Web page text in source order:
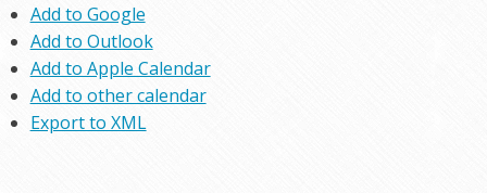
Add to Google
Add to Outlook
Add to Apple Calendar
Add to other calendar
Export to XML